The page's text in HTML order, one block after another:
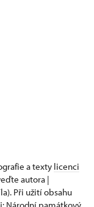
a texty licenci
autora |
Při užití obsahu